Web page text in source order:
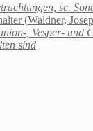
sc.
(Waldner,
, Vesper- und
sind